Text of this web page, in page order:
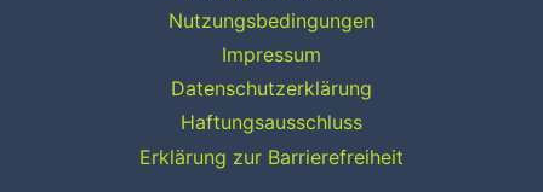
Nutzungsbedingungen
Impressum
Datenschutzerklärung
Haftungsausschluss
Erklärung zur Barrierefreiheit